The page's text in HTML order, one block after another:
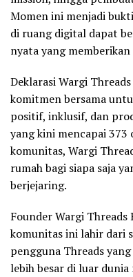
Momen ini menjadi
di ruang digital dapat
nyata yang
Deklarasi Wargi
komitmen bersama
positif, inklusif, dan
yang kini mencapai
komunitas, Wargi
rumah bagi siapa saja
berjejaring.
Founder Wargi Threads
komunitas ini lahir dari
pengguna Threads
lebih besar di luar dunia